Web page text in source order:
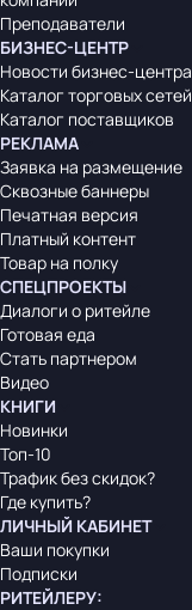
Преподаватели
БИЗНЕС-ЦЕНТР
Новости бизнес-центра
Каталог торговых сетей
Каталог поставщиков
РЕКЛАМА
Заявка на размещение
Сквозные баннеры
Печатная версия
Платный контент
Товар на полку
СПЕЦПРОЕКТЫ
Диалоги о ритейле
Готовая еда
Стать партнером
Видео
КНИГИ
Новинки
Топ-10
Трафик без скидок?
Где купить?
ЛИЧНЫЙ КАБИНЕТ
Ваши покупки
Подписки
РИТЕЙЛЕРУ: